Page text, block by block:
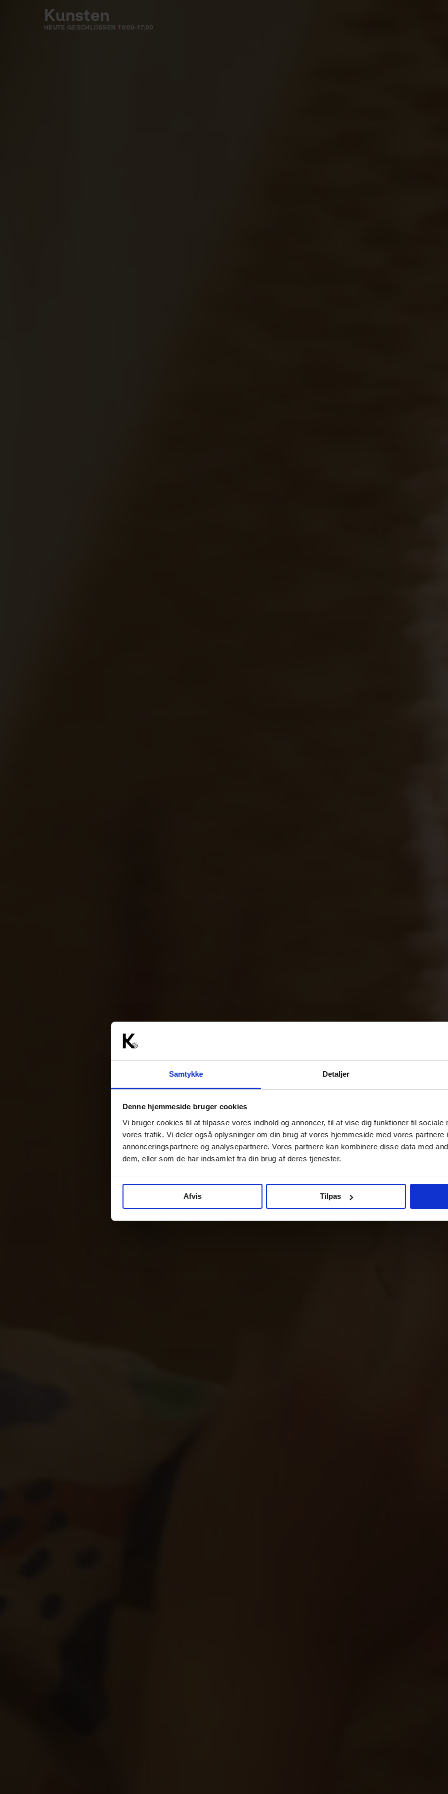
Samtykke Detaljer
Denne hjemmeside bruger cookies
Vi bruger cookies til at tilpasse vores indhold og annoncer, til at vise dig funktioner til sociale
vores trafik. Vi deler også oplysninger om din brug af vores hjemmeside med vores partnere
annonceringspartnere og analysepartnere. Vores partnere kan kombinere disse data med
dem, eller som de har indsamlet fra din brug af deres tjenester.
Afvis Tilpas
Kunsten
HEUTE GESCHLOSSEN 10:00-17:00